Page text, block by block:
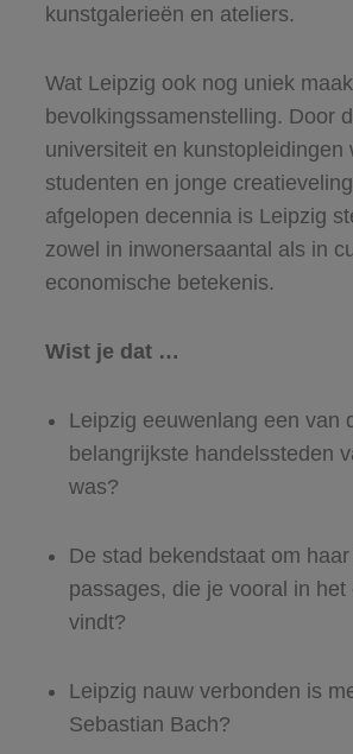
kunstgalerieën en ateliers.
Wat Leipzig ook nog uniek
bevolkingssamenstelling. Door
universiteit en kunstopleidingen
studenten en jonge
afgelopen decennia is Leipzig
zowel in inwonersaantal als in
economische betekenis.
Wist je dat …
Leipzig eeuwenlang een van
belangrijkste handelssteden
was?
De stad bekendstaat om
passages, die je vooral in het
vindt?
Leipzig nauw verbonden is
Sebastian Bach?